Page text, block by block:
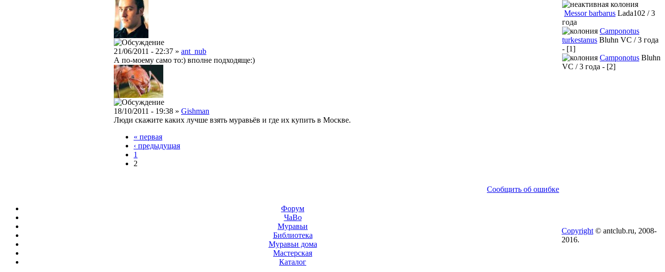
21/06/2011 - 22:37 » ant_nub
А по-моему само то:) вполне подходяще:)
18/10/2011 - 19:38 » Gishman
Люди скажите каких лучше взять муравьёв и где их купить в Москве.
« первая
‹ предыдущая
1
2
Сообщить об ошибке
Messor barbarus Lada102 / 3
года
Camponotus
turkestanus Bluhn VC / 3 года
- [1]
Camponotus Bluhn
VC / 3 года - [2]
Форум
ЧаВо
Муравьи
Библиотека
Муравьи дома
Мастерская
Каталог
Copyright © antclub.ru, 2008-
2016.